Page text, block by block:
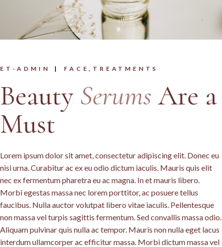
ET-ADMIN FACE TREATMENTS
Beauty SerumsAre a
Must
Lorem ipsum dolor sit amet, consectetur adipiscing elit. Donec eu
nisi urna. Curabitur ac ex eu odio dictum iaculis. Mauris quis elit
nec ex fermentum pharetra eu ac magna. In et mauris libero.
Morbi egestas massa nec lorem porttitor, ac posuere tellus
faucibus. Nulla auctor volutpat libero vitae iaculis. Pellentesque
non massa vel turpis sagittis fermentum. Sed convallis massa odio.
Aliquam pulvinar quis nulla ac tempor. Mauris non nulla eget lacus
interdum ullamcorper ac efficitur massa. Morbi dictum massa vel